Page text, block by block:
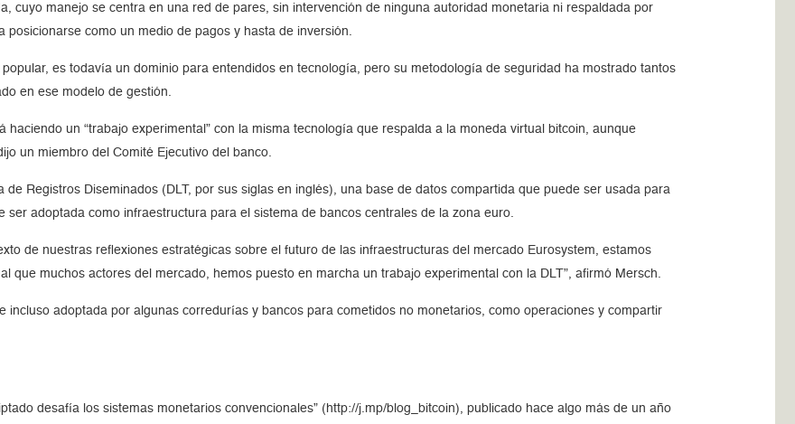
cuyo manejo se centra en una red de pares, sin intervención de ninguna autoridad monetaria ni respaldada por
como un medio de pagos y hasta de inversión.
popular, es todavía un dominio para entendidos en tecnología, pero su metodología de seguridad ha mostrado tantos
en ese modelo de gestión.
haciendo un “trabajo experimental” con la misma tecnología que respalda a la moneda virtual bitcoin, aunque
un miembro del Comité Ejecutivo del banco.
de Registros Diseminados (DLT, por sus siglas en inglés), una base de datos compartida que puede ser usada para
adoptada como infraestructura para el sistema de bancos centrales de la zona euro.
de nuestras reflexiones estratégicas sobre el futuro de las infraestructuras del mercado Eurosystem, estamos
que muchos actores del mercado, hemos puesto en marcha un trabajo experimental con la DLT”, afirmó Mersch.
incluso adoptada por algunas corredurías y bancos para cometidos no monetarios, como operaciones y compartir
desafía los sistemas monetarios convencionales” (http://j.mp/blog_bitcoin), publicado hace algo más de un año